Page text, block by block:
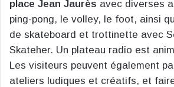
place Jean Jaurès avec diverses
ping-pong, le volley, le foot, ainsi
de skateboard et trottinette avec
Skateher. Un plateau radio est
Les visiteurs peuvent également
ateliers ludiques et créatifs, et